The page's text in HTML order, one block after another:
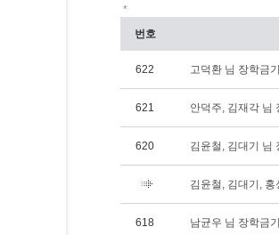
*
번호
622 고덕환 님 장학금
621 안덕주, 김재각
620 김윤철, 김대기
김윤철, 김대기,
618 남균우 님 장학금